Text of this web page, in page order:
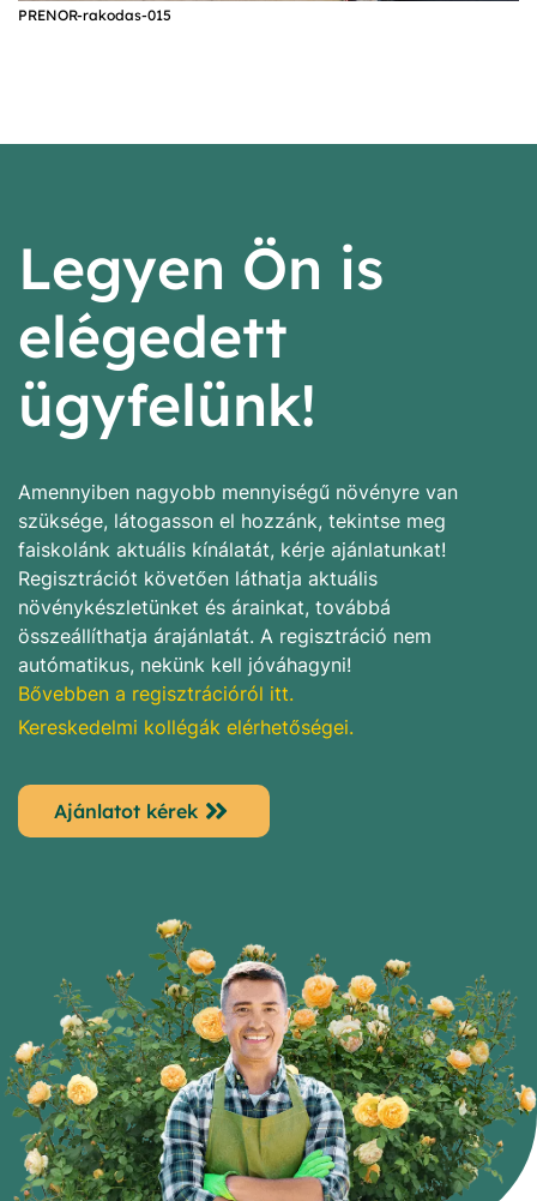
PRENOR-rakodas-015
Legyen Ön is
elégedett
ügyfelünk!
Amennyiben nagyobb mennyiségű növényre van
szüksége, látogasson el hozzánk, tekintse meg
faiskolánk aktuális kínálatát, kérje ajánlatunkat!
Regisztrációt követően láthatja aktuális
növénykészletünket és árainkat, továbbá
összeállíthatja árajánlatát. A regisztráció nem
autómatikus, nekünk kell jóváhagyni!
Bővebben a regisztrációról itt.
Kereskedelmi kollégák elérhetőségei.
Ajánlatot kérek